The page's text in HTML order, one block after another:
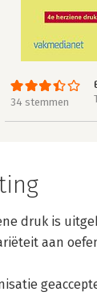
34 stemmen
druk is
aan